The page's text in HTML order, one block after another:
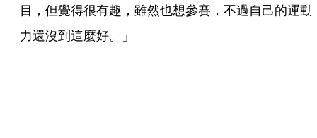
目，但覺得很有趣，雖然也想參賽，不過自己的運動
力還沒到這麼好。」